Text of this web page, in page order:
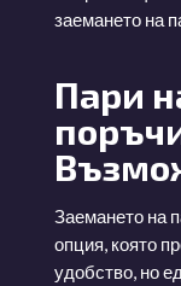
заемането на
Пари
Заемането на
опция, която
удобство, но